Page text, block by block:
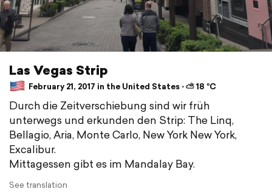
Las Vegas Strip
February 21, 2017 in the United States ⋅ ⛅ 18 °C
Durch die Zeitverschiebung sind wir früh
unterwegs und erkunden den Strip: The Linq,
Bellagio, Aria, Monte Carlo, New York New York,
Excalibur.
Mittagessen gibt es im Mandalay Bay.
See translation